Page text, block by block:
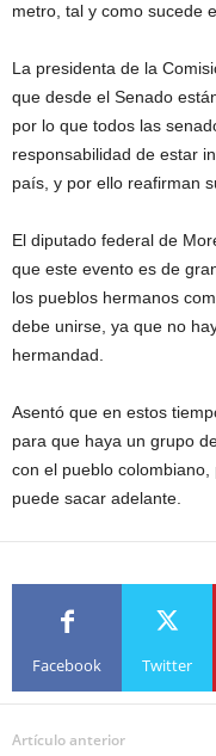
metro, tal y como sucede
La presidenta de la
que desde el Senado
por lo que todos las
responsabilidad de estar
país, y por ello reafirman
El diputado federal de
que este evento es de
los pueblos hermanos
debe unirse, ya que no
hermandad.
Asentó que en estos
para que haya un grupo
con el pueblo
puede sacar adelante.
Facebook Twitter
Artículo anterior